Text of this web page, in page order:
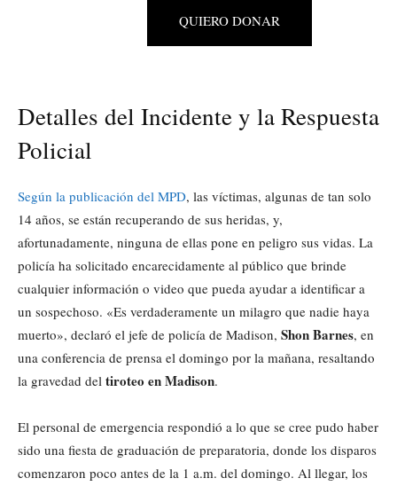
QUIERO DONAR
Detalles del Incidente y la Respuesta
Policial
Según la publicación del MPD, las víctimas, algunas de tan solo
14 años, se están recuperando de sus heridas, y,
afortunadamente, ninguna de ellas pone en peligro sus vidas. La
policía ha solicitado encarecidamente al público que brinde
cualquier información o video que pueda ayudar a identificar a
un sospechoso. «Es verdaderamente un milagro que nadie haya
muerto», declaró el jefe de policía de Madison, Shon Barnes, en
una conferencia de prensa el domingo por la mañana, resaltando
la gravedad del tiroteo en Madison.
El personal de emergencia respondió a lo que se cree pudo haber
sido una fiesta de graduación de preparatoria, donde los disparos
comenzaron poco antes de la 1 a.m. del domingo. Al llegar, los